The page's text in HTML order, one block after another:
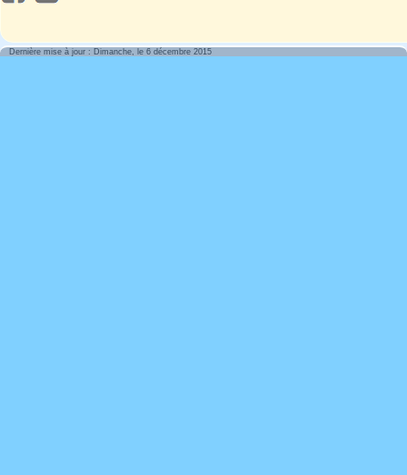
Dernière mise à jour : Dimanche, le 6 décembre 2015